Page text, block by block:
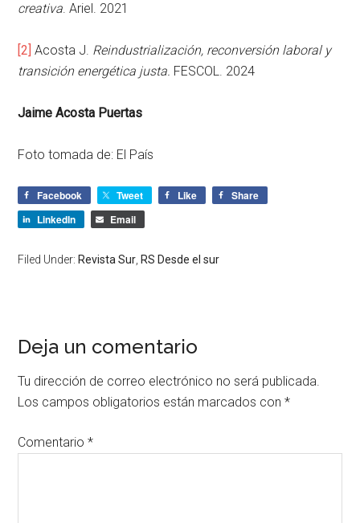
creativa. Ariel. 2021
[2] Acosta J. Reindustrialización, reconversión laboral y
transición energética justa. FESCOL. 2024
Jaime Acosta Puertas
Foto tomada de: El País
Facebook Tweet Like
Share
LinkedIn
Email
Filed Under: Revista Sur RS Desde el sur
Deja un comentario
Tu dirección de correo electrónico no será publicada.
Los campos obligatorios están marcados con*
Comentario*